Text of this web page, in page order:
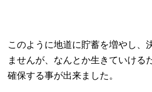
このように地道に貯蓄を増やし、
ませんが、なんとか生きていける
確保する事が出来ました。